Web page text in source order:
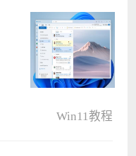
Win11教程